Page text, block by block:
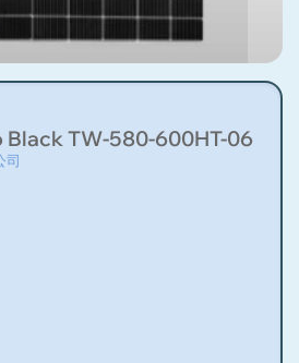
Black TW-580-600HT-06
司